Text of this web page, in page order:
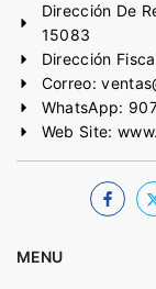
Dirección De
15083
Dirección
Correo:
WhatsApp:
Web Site:
MENU